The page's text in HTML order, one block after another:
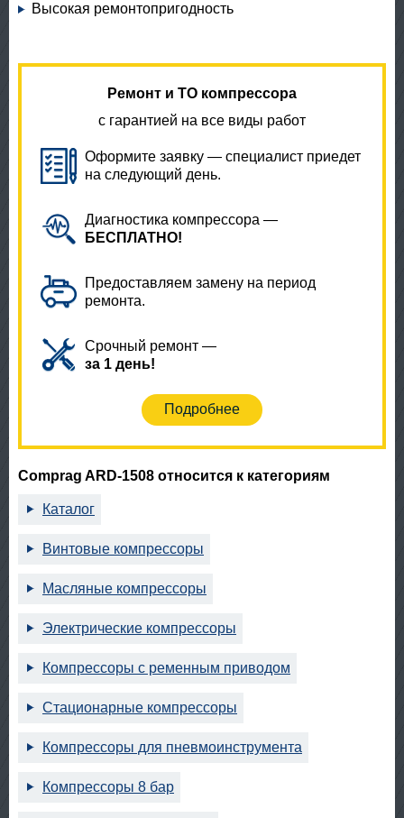
Высокая ремонтопригодность
Ремонт и ТО компрессора
с гарантией на все виды работ
Оформите заявку — специалист приедет
на следующий день.
Диагностика компрессора —
БЕСПЛАТНО!
Предоставляем замену на период
ремонта.
Срочный ремонт —
за 1 день!
Подробнее
Comprag ARD-1508 относится к категориям
Каталог
Винтовые компрессоры
Масляные компрессоры
Электрические компрессоры
Компрессоры с ременным приводом
Стационарные компрессоры
Компрессоры для пневмоинструмента
Компрессоры 8 бар